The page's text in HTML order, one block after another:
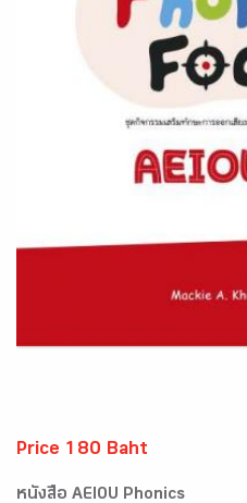
Price 180 Baht
หนังสือ AEIOU Phonics